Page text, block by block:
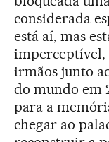
considerada
está aí, mas
imperceptível,
irmãos junto
do mundo em
para a
chegar ao